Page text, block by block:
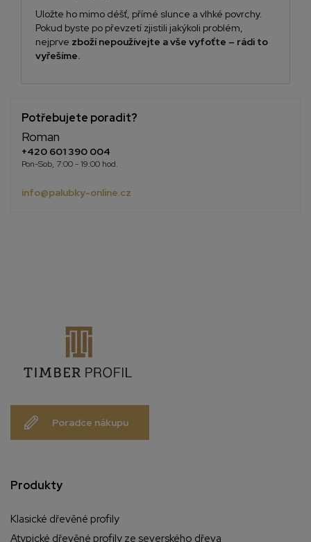
Potřebujete poradit?
Roman
+420 601 390 004
Pon-Sob, 7:00 - 19:00 hod.
info@palubky-online.cz
Uložte ho mimo déšť, přímé slunce a vlhké povrchy.
Pokud byste po převzetí zjistili jakýkoli problém,
nejprve zboží nepoužívejte a vše vyfoťte – rádi to
vyřešíme.
Poradce nákupu
Produkty
Klasické dřevěné profily
Atypické dřevěné profily ze severského dřeva